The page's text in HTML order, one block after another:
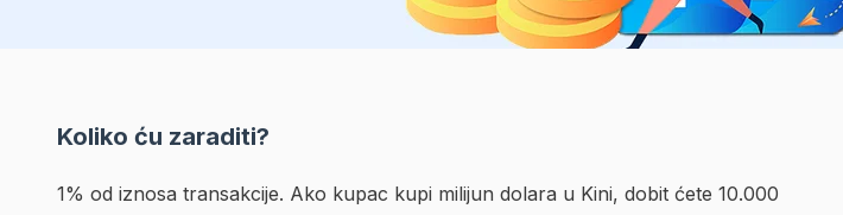
Koliko ću zaraditi?
1% od iznosa transakcije. Ako kupac kupi milijun dolara u Kini, dobit ćete 10.000